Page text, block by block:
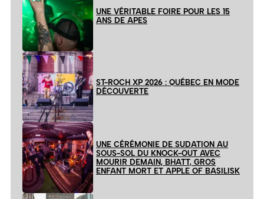
UNE VÉRITABLE FOIRE POUR LES 15
ANS DE APES
ST-ROCH XP 2026 : QUÉBEC EN MODE
DÉCOUVERTE
UNE CÉRÉMONIE DE SUDATION AU
SOUS-SOL DU KNOCK-OUT AVEC
MOURIR DEMAIN, BHATT, GROS
ENFANT MORT ET APPLE OF BASILISK